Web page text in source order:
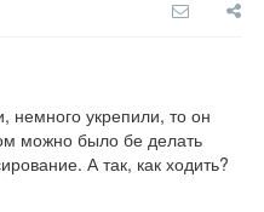
немного укрепили, то он
можно было бе делать
А так, как ходить?